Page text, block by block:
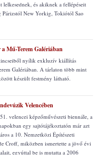
lelkesednek, és akiknek a fellépéseit
Párizstól New Yorkig, Tokiótól Sao
Mű-Terem Galériában
nyílik exkluzív kiállítás
Galériában. A tárlaton több mint
készült festmény látható.
Velencében
velencei képzőművészeti biennále, a
egy sajtótájékoztatón már azt
a 10. Nemzetközi Építészeti
Croff, miközben ismertette a jövő évi
egyúttal be is mutatta a 2006